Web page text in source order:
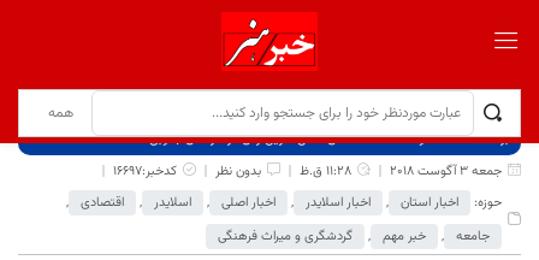
برگ نخست نوشته‌ها
دستان نقش آفرین زنان در خراسان جنوبی
جمعه 3 آگوست 2018
11:28 ق.ظ بدون نظر
کدخبر:16697
حوزه:
اخبار استان , اخبار اسلایدر , اخبار اصلی , اسلایدر , اقتصادی ,
جامعه , خبر مهم , گردشگری و میراث فرهنگی